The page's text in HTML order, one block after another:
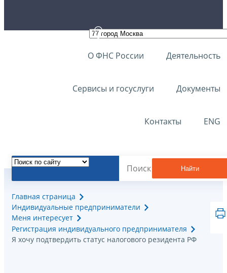
О ФНС России Деятельность
Сервисы и госуслуги Документы
Контакты ENG
Найти
Главная страница
Индивидуальные предприниматели
Меня интересует
Регистрация индивидуального предпринимателя
Я хочу подтвердить статус налогового резидента РФ